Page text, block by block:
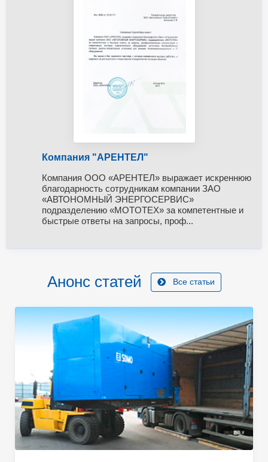
Компания "АРЕНТЕЛ"
Компания ООО «АРЕНТЕЛ» выражает искреннюю
благодарность сотрудникам компании ЗАО
«АВТОНОМНЫЙ ЭНЕРГОСЕРВИС»
подразделению «MOTOTEХ» за компетентные и
быстрые ответы на запросы, проф...
Анонс статей Все статьи